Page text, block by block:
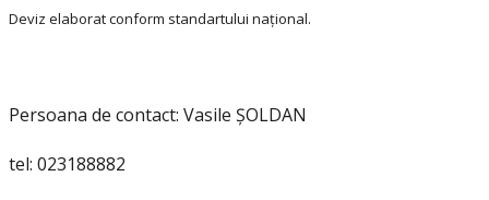
Deviz elaborat conform standartului național.
Persoana de contact: Vasile ȘOLDAN
tel: 023188882